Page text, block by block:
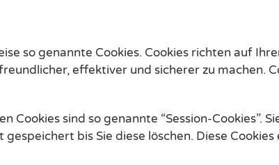
so genannte Cookies. Cookies richten auf
effektiver und sicherer zu machen.
Cookies sind so genannte “Session-Cookies”.
bis Sie diese löschen. Diese